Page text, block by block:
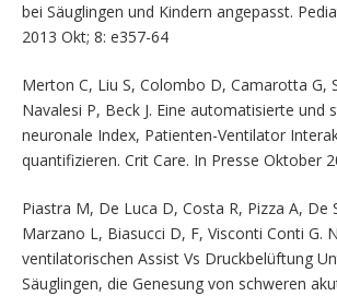
bei Säuglingen und Kindern angepasst.
2013 Okt; 8: e357-64
Merton C, Liu S, Colombo D, Camarotta G,
Navalesi P, Beck J. Eine automatisierte und
neuronale Index, Patienten-Ventilator
quantifizieren. Crit Care. In Presse Oktober
Piastra M, De Luca D, Costa R, Pizza A, De
Marzano L, Biasucci D, F, Visconti Conti G.
ventilatorischen Assist Vs Druckbelüftung
Säuglingen, die Genesung von schweren